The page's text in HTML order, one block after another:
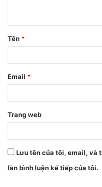
Không có khác biệt về
những dòng chú thích
Tên *
Email *
Trang web
Lưu tên của tôi, email, và
lần bình luận kế tiếp của tôi.